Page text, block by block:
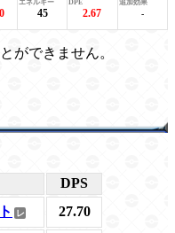
45 2.67 -
ができません。
DPS
27.70